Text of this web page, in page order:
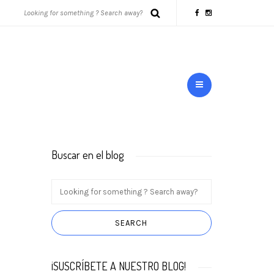
Buscar en el blog
¡SUSCRÍBETE A NUESTRO BLOG!